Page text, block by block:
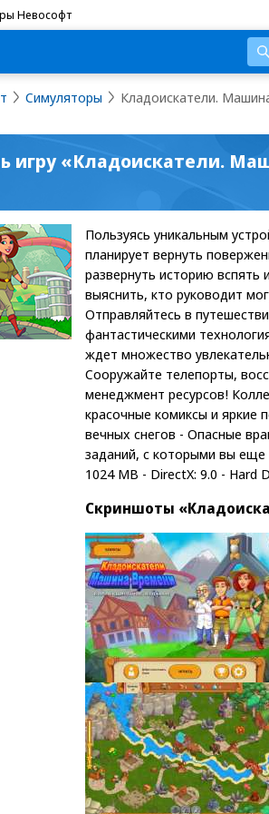
Невософт
Симуляторы Кладоискатели.
игру «Кладоискатели.
Пользуясь уникальным
планирует вернуть
развернуть историю
выяснить, кто руководит
Отправляйтесь в
фантастическими
ждет множество
Сооружайте телепорты,
менеджмент ресурсов!
красочные комиксы и яркие
вечных снегов - Опасные
заданий, с которыми вы еще
1024 MB - DirectX: 9.0 - Hard
Скриншоты